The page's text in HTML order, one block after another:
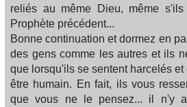
reliés au même Dieu, même
Prophète précédent...
Bonne continuation et dormez en
des gens comme les autres et ils
que lorsqu'ils se sentent harcelés et
être humain. En fait, ils vous
que vous ne le pensez... il n'y